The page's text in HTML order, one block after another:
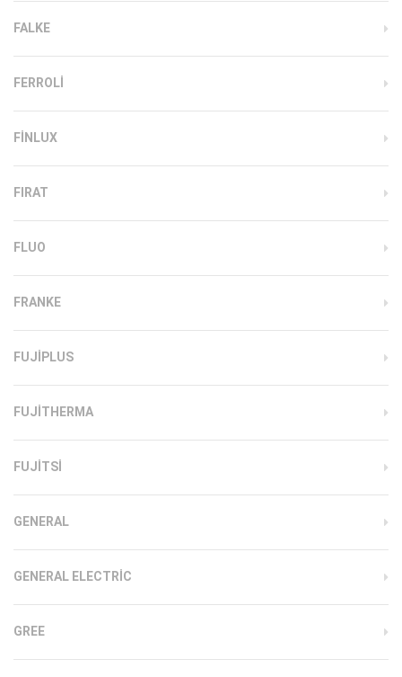
FALKE
FERROLI
FINLUX
FIRAT
FLUO
FRANKE
FUJIPLUS
FUJITHERMA
FUJITSI
GENERAL
GENERAL ELECTRIC
GREE